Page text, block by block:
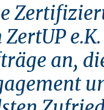
ZertUP
an,